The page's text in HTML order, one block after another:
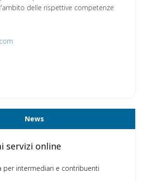
delle rispettive competenze
News
servizi online
per intermediari e contribuenti